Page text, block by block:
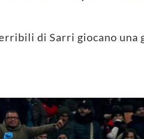
di Sarri giocano una